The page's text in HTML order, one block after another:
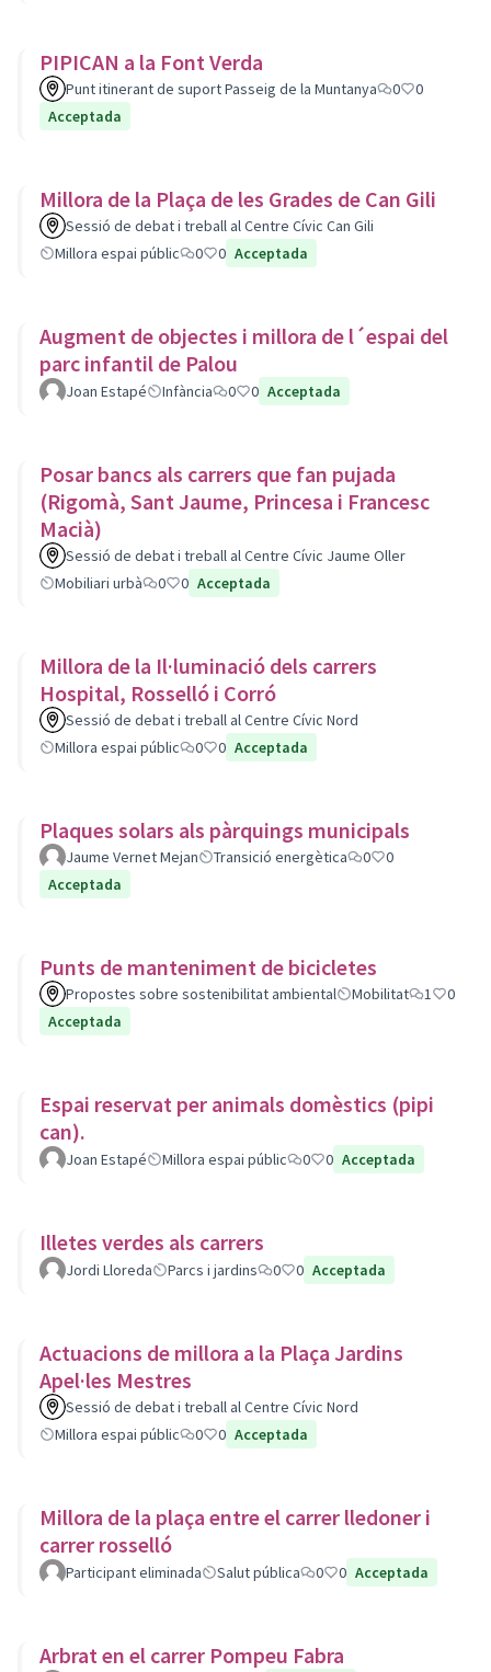
PIPICAN a la Font Verda
Punt itinerant de suport Passeig de la Muntanya 0
0
Acceptada
Millora de la Plaça de les Grades de Can Gili
Sessió de debat i treball al Centre Cívic Can Gili
Millora espai públic
0 0 Acceptada
Augment de objectes i millora de l´espai del
parc infantil de Palou
Joan Estapé Infància 0 0 Acceptada
Posar bancs als carrers que fan pujada
(Rigomà, Sant Jaume, Princesa i Francesc
Macià)
Sessió de debat i treball al Centre Cívic Jaume Oller
Mobiliari urbà
0 0 Acceptada
Millora de la Il·luminació dels carrers
Hospital, Rosselló i Corró
Sessió de debat i treball al Centre Cívic Nord
Millora espai públic
0 0 Acceptada
Plaques solars als pàrquings municipals
Jaume Vernet Mejan Transició energètica 0
0
Acceptada
Punts de manteniment de bicicletes
Propostes sobre sostenibilitat ambiental Mobilitat 1
0
Acceptada
Espai reservat per animals domèstics (pipi
can).
Joan Estapé Millora espai públic 0 0 Acceptada
Illetes verdes als carrers
Jordi Lloreda Parcs i jardins 0 0 Acceptada
Actuacions de millora a la Plaça Jardins
Apel·les Mestres
Sessió de debat i treball al Centre Cívic Nord
Millora espai públic
0 0 Acceptada
Millora de la plaça entre el carrer lledoner i
carrer rosselló
Participant eliminada Salut pública 0 0 Acceptada
Arbrat en el carrer Pompeu Fabra